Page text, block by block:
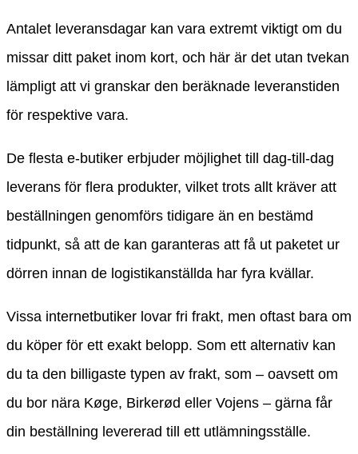
Antalet leveransdagar kan vara extremt viktigt om du
missar ditt paket inom kort, och här är det utan tvekan
lämpligt att vi granskar den beräknade leveranstiden
för respektive vara.
De flesta e-butiker erbjuder möjlighet till dag-till-dag
leverans för flera produkter, vilket trots allt kräver att
beställningen genomförs tidigare än en bestämd
tidpunkt, så att de kan garanteras att få ut paketet ur
dörren innan de logistikanställda har fyra kvällar.
Vissa internetbutiker lovar fri frakt, men oftast bara om
du köper för ett exakt belopp. Som ett alternativ kan
du ta den billigaste typen av frakt, som – oavsett om
du bor nära Køge, Birkerød eller Vojens – gärna får
din beställning levererad till ett utlämningsställe.